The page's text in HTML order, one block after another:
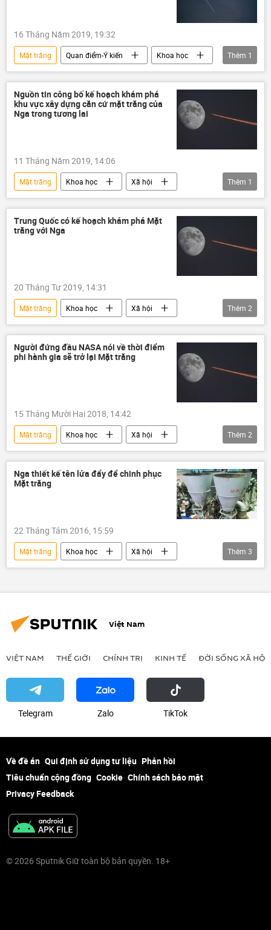
16 Tháng Năm 2019, 19:32
Mặt trăng Quan điểm-Ý kiến
Khoa học
Xã hội
Thêm 1
Nguồn tin công bố kế hoạch khám phá
khu vực xây dựng căn cứ mặt trăng của
Nga trong tương lai
11 Tháng Năm 2019, 14:06
Mặt trăng Khoa học
Xã hội
Liên bang Nga
Thêm 1
Trung Quốc có kế hoạch khám phá Mặt
trăng với Nga
20 Tháng Tư 2019, 14:31
Mặt trăng Khoa học
Xã hội
Liên bang Nga
Trung Quốc
Thêm 2
Người đứng đầu NASA nói về thời điểm
phi hành gia sẽ trở lại Mặt trăng
15 Tháng Mười Hai 2018, 14:42
Mặt trăng Khoa học
Xã hội
NASA
vũ trụ
Thêm 2
Nga thiết kế tên lửa đẩy để chinh phục
Mặt trăng
22 Tháng Tám 2016, 15:59
Mặt trăng Khoa học
Xã hội
Liên bang Nga
Roskosmos
Thêm 3
Việt Nam
VIỆT NAM THẾ GIỚI CHÍNH TRỊ KINH TẾ ĐỜI SỐNG XÃ HỘI
Telegram Zalo ТikТоk
Về đề án Qui định sử dụng tư liệu Phản hồi
Tiêu chuẩn cộng đồng Cookie Chính sách bảo mật
Privacy Feedback
© 2026 Sputnik Giữ toàn bộ bản quyền. 18+